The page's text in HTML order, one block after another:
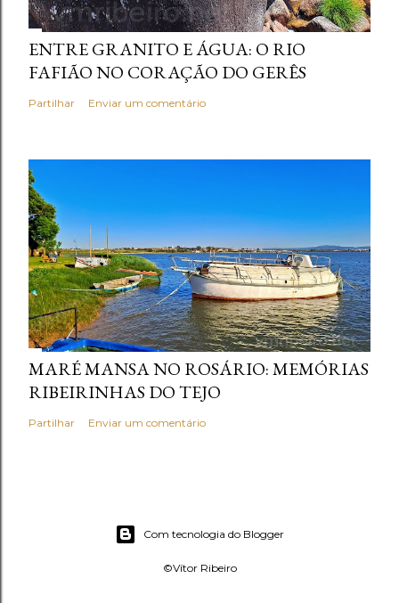
ENTRE GRANITO E ÁGUA: O RIO
FAFIÃO NO CORAÇÃO DO GERÊS
Partilhar Enviar um comentário
MARÉ MANSA NO ROSÁRIO: MEMÓRIAS
RIBEIRINHAS DO TEJO
Partilhar Enviar um comentário
Com tecnologia do Blogger
©Vítor Ribeiro